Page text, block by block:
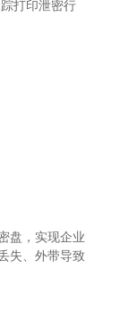
打印泄密行
盘，实现企业
失、外带导致